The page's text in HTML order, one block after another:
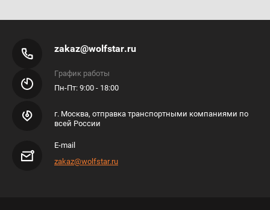
zakaz@wolfstar.ru
График работы
Пн-Пт: 9:00 - 18:00
г. Москва, отправка транспортными компаниями по
всей России
E-mail
zakaz@wolfstar.ru